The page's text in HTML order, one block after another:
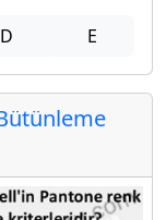
D E